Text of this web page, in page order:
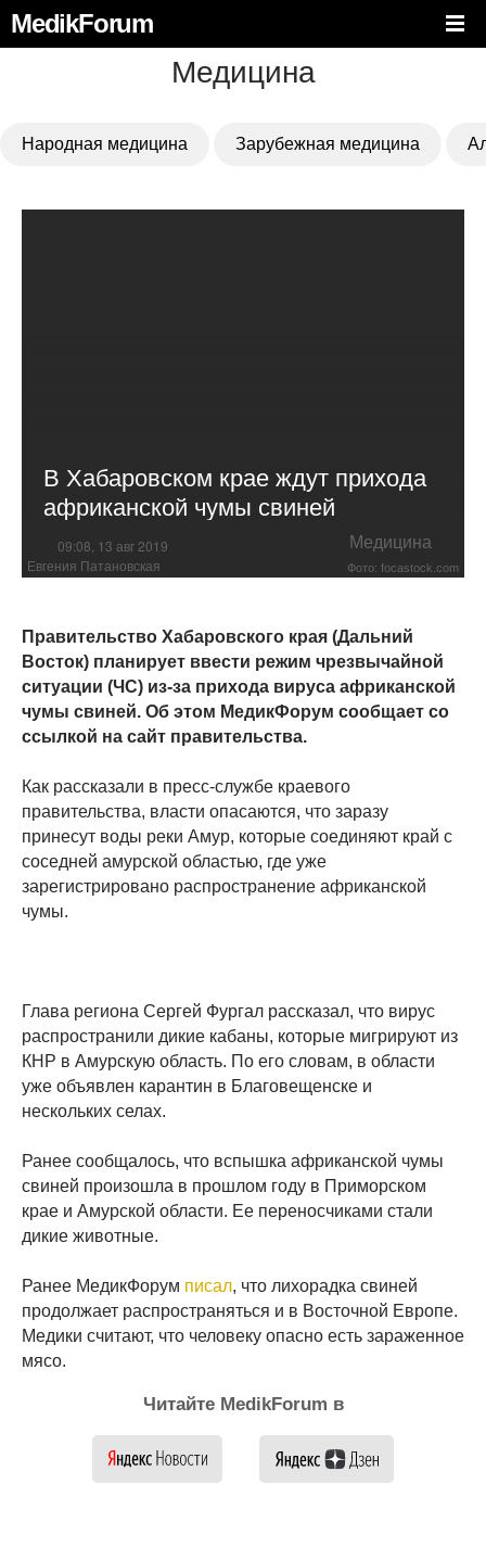
MedikForum
Медицина
Народная медицина Зарубежная медицина
В Хабаровском крае ждут прихода
африканской чумы свиней
09:08, 13 авг 2019 Медицина
Евгения Патановская Фото: focastock.com
Правительство Хабаровского края (Дальний
Восток) планирует ввести режим чрезвычайной
ситуации (ЧС) из-за прихода вируса африканской
чумы свиней. Об этом МедикФорум сообщает со
ссылкой на сайт правительства.
Как рассказали в пресс-службе краевого
правительства, власти опасаются, что заразу
принесут воды реки Амур, которые соединяют край с
соседней амурской областью, где уже
зарегистрировано распространение африканской
чумы.
Глава региона Сергей Фургал рассказал, что вирус
распространили дикие кабаны, которые мигрируют из
КНР в Амурскую область. По его словам, в области
уже объявлен карантин в Благовещенске и
нескольких селах.
Ранее сообщалось, что вспышка африканской чумы
свиней произошла в прошлом году в Приморском
крае и Амурской области. Ее переносчиками стали
дикие животные.
Ранее МедикФорум писал, что лихорадка свиней
продолжает распространяться и в Восточной Европе.
Медики считают, что человеку опасно есть зараженное
мясо.
Читайте MedikForum в